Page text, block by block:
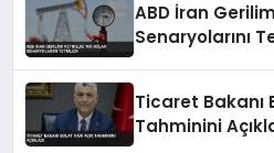
ABD İran
Senaryolarını
Ticaret Bakanı
Tahminini